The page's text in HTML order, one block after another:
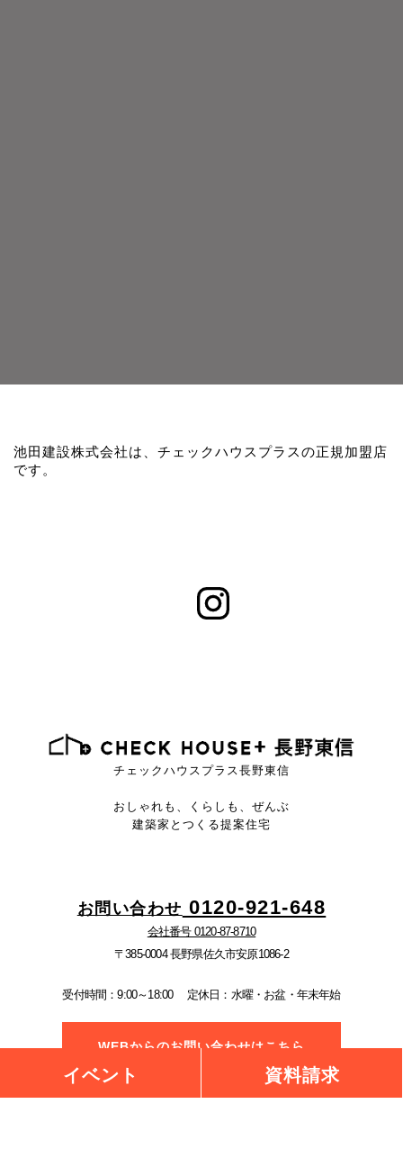
池田建設株式会社は、チェックハウスプラスの正規加盟店
です。
チェックハウスプラス長野東信
おしゃれも、くらしも、ぜんぶ
建築家とつくる提案住宅
お問い合わせ 0120-921-648
会社番号 0120-87-8710
〒385-0004 長野県佐久市安原1086-2
受付時間：9:00～18:00 定休日：水曜・お盆・年末年始
WEBからのお問い合わせはこちら
イベント 資料請求